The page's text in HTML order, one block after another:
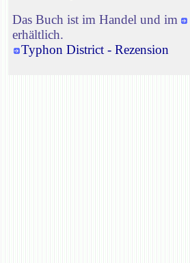
Das Buch ist im Handel und im
erhältlich.
Typhon District - Rezension